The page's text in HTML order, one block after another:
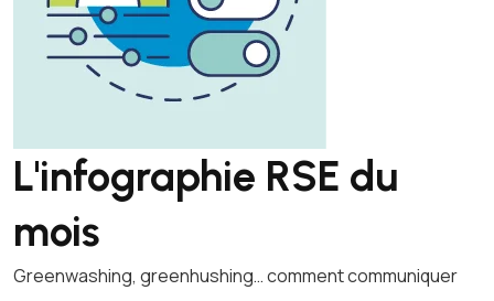
L'infographie RSE du
mois
Greenwashing, greenhushing… comment communiquer